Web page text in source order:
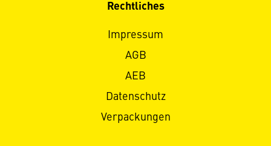
Rechtliches
Impressum
AGB
AEB
Datenschutz
Verpackungen